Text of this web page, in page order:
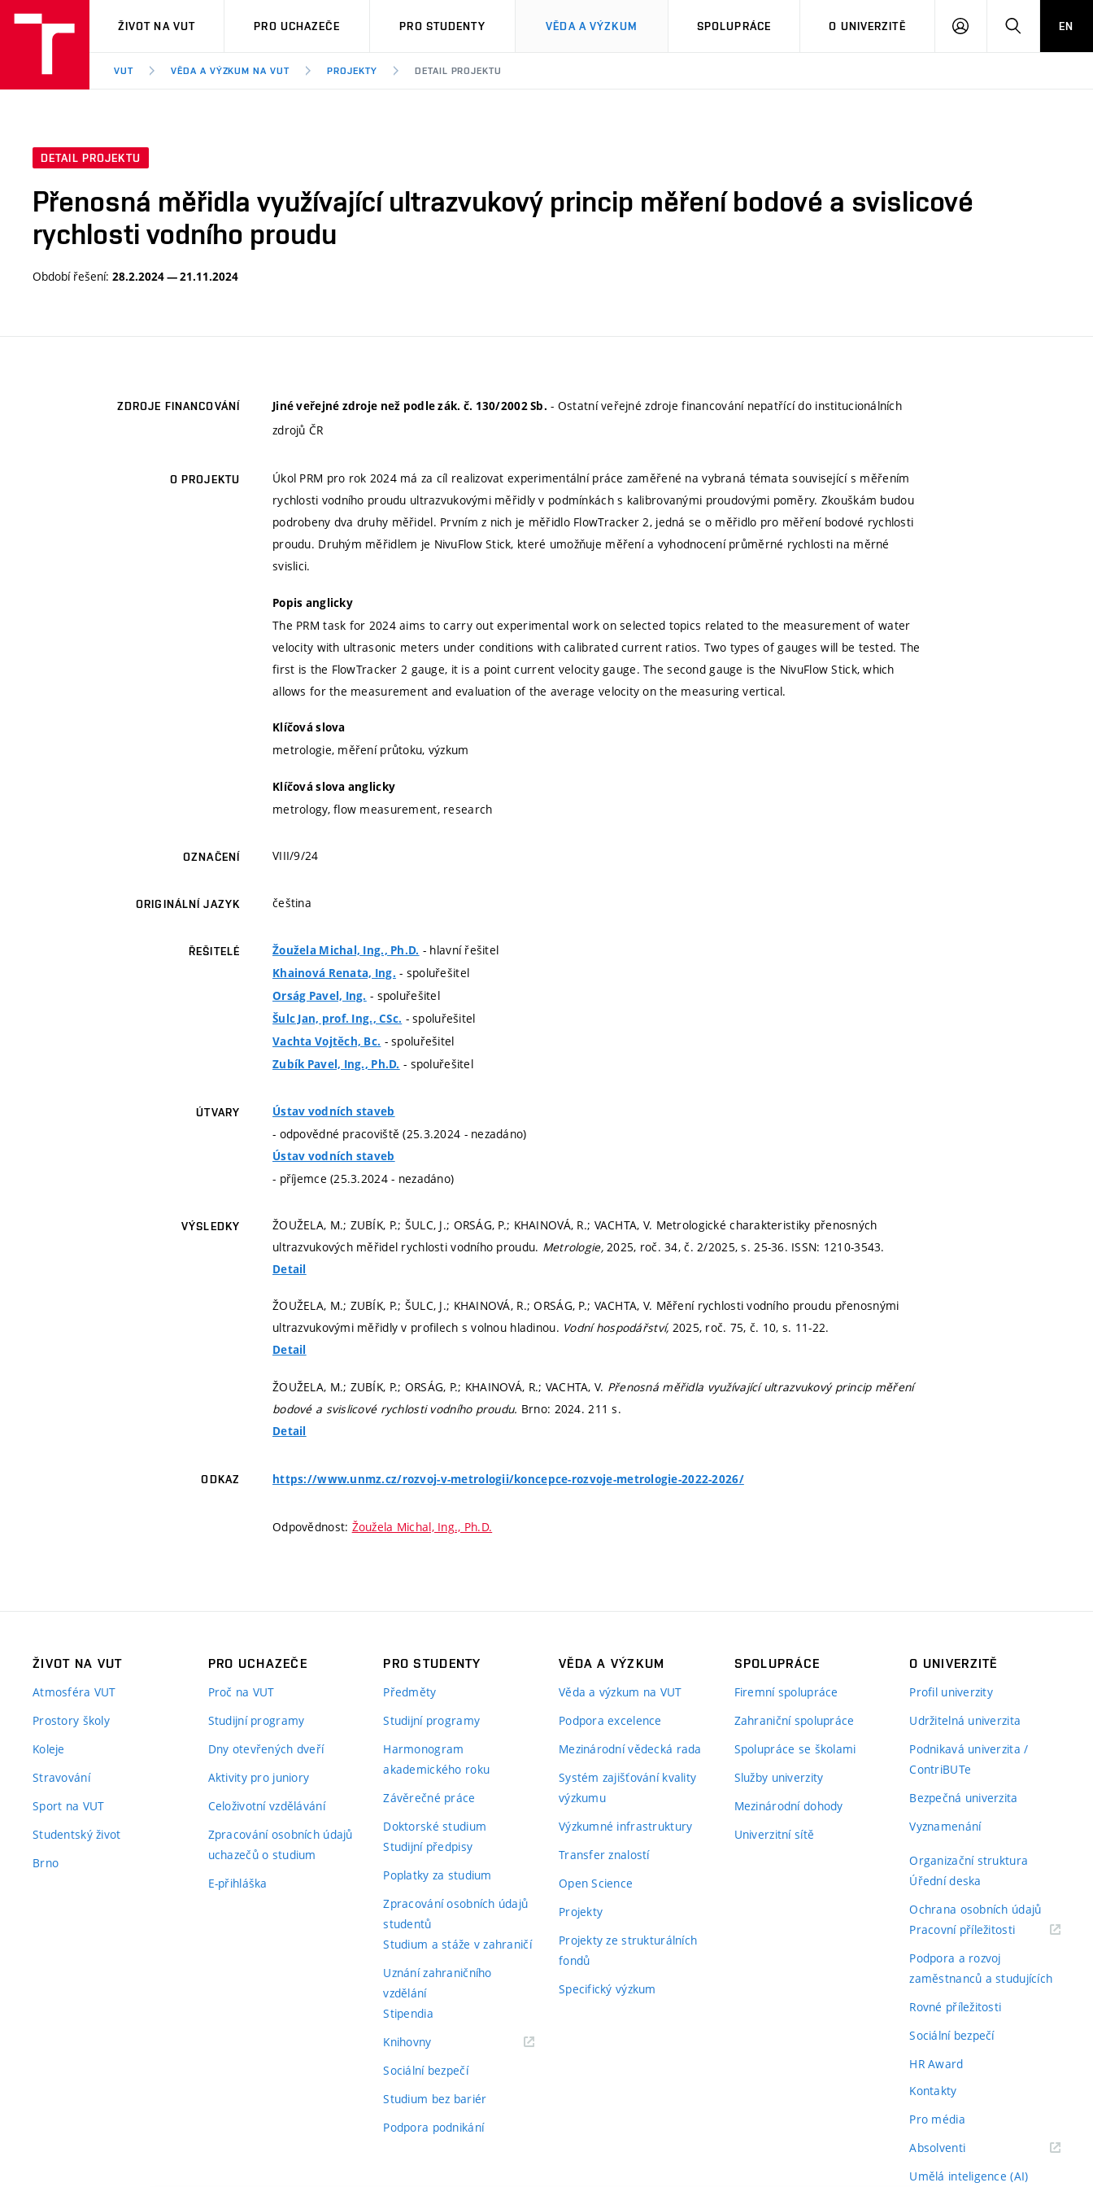
VUT
ŽIVOT NA VUT PRO UCHAZEČE PRO STUDENTY VĚDA A VÝZKUM SPOLUPRÁCE O UNIVERZITĚ
PŘIHLÁSIT HLEDATEN
VUT VĚDA A VÝZKUM NA VUT PROJEKTY DETAIL PROJEKTU
DETAIL PROJEKTU
Přenosná měřidla využívající ultrazvukový princip měření bodové a svislicové
rychlosti vodního proudu
Období řešení: 28.2.2024 — 21.11.2024
ZDROJE FINANCOVÁNÍ Jiné veřejné zdroje než podle zák. č. 130/2002 Sb. - Ostatní veřejné zdroje financování nepatřící do institucionálních
zdrojů ČR
O PROJEKTU
Úkol PRM pro rok 2024 má za cíl realizovat experimentální práce zaměřené na vybraná témata související s měřením
rychlosti vodního proudu ultrazvukovými měřidly v podmínkách s kalibrovanými proudovými poměry. Zkouškám budou
podrobeny dva druhy měřidel. Prvním z nich je měřidlo FlowTracker 2, jedná se o měřidlo pro měření bodové rychlosti
proudu. Druhým měřidlem je NivuFlow Stick, které umožňuje měření a vyhodnocení průměrné rychlosti na měrné
svislici.
Popis anglicky
The PRM task for 2024 aims to carry out experimental work on selected topics related to the measurement of water
velocity with ultrasonic meters under conditions with calibrated current ratios. Two types of gauges will be tested. The
first is the FlowTracker 2 gauge, it is a point current velocity gauge. The second gauge is the NivuFlow Stick, which
allows for the measurement and evaluation of the average velocity on the measuring vertical.
Klíčová slova
metrologie, měření průtoku, výzkum
Klíčová slova anglicky
metrology, flow measurement, research
OZNAČENÍ VIII/9/24
ORIGINÁLNÍ JAZYK čeština
ŘEŠITELÉ Žoužela Michal, Ing., Ph.D. - hlavní řešitel
Khainová Renata, Ing. - spoluřešitel
Orság Pavel, Ing. - spoluřešitel
Šulc Jan, prof. Ing., CSc. - spoluřešitel
Vachta Vojtěch, Bc. - spoluřešitel
Zubík Pavel, Ing., Ph.D. - spoluřešitel
ÚTVARY Ústav vodních staveb
- odpovědné pracoviště (25.3.2024 - nezadáno)
Ústav vodních staveb
- příjemce (25.3.2024 - nezadáno)
VÝSLEDKY
ŽOUŽELA, M.; ZUBÍK, P.; ŠULC, J.; ORSÁG, P.; KHAINOVÁ, R.; VACHTA, V. Metrologické charakteristiky přenosných
ultrazvukových měřidel rychlosti vodního proudu. Metrologie, 2025, roč. 34, č. 2/2025,s. 25-36. ISSN: 1210-3543.
Detail
ŽOUŽELA, M.; ZUBÍK, P.; ŠULC, J.; KHAINOVÁ, R.; ORSÁG, P.; VACHTA, V. Měření rychlosti vodního proudu přenosnými
ultrazvukovými měřidly v profilech s volnou hladinou. Vodní hospodářství, 2025, roč. 75, č. 10, s. 11-22.
Detail
ŽOUŽELA, M.; ZUBÍK, P.; ORSÁG, P.; KHAINOVÁ, R.; VACHTA, V. Přenosná měřidla využívající ultrazvukový princip měření
bodové a svislicové rychlosti vodního proudu. Brno: 2024. 211 s.
Detail
ODKAZ https://www.unmz.cz/rozvoj-v-metrologii/koncepce-rozvoje-metrologie-2022-2026/
Odpovědnost: Žoužela Michal, Ing., Ph.D.
ŽIVOT NA VUT
Atmosféra VUT
Prostory školy
Koleje
Stravování
Sport na VUT
Studentský život
Brno
PRO UCHAZEČE
Proč na VUT
Studijní programy
Dny otevřených dveří
Aktivity pro juniory
Celoživotní vzdělávání
Zpracování osobních údajů
uchazečů o studium
E-přihláška
PRO STUDENTY
Předměty
Studijní programy
Harmonogram
akademického roku
Závěrečné práce
Doktorské studium
Studijní předpisy
Poplatky za studium
Zpracování osobních údajů
studentů
Studium a stáže v zahraničí
Uznání zahraničního
vzdělání
Stipendia
Knihovny(externí
Sociální bezpečí
Studium bez bariér
Podpora podnikání
VĚDA A VÝZKUM
Věda a výzkum na VUT
Podpora excelence
Mezinárodní vědecká rada
Systém zajišťování kvality
výzkumu
Výzkumné infrastruktury
Transfer znalostí
Open Science
Projekty
Projekty ze strukturálních
fondů
Specifický výzkum
SPOLUPRÁCE
Firemní spolupráce
Zahraniční spolupráce
Spolupráce se školami
Služby univerzity
Mezinárodní dohody
Univerzitní sítě
O UNIVERZITĚ
Profil univerzity
Udržitelná univerzita
Podnikavá univerzita /
ContriBUTe
Bezpečná univerzita
Vyznamenání
Organizační struktura
Úřední deska
Ochrana osobních údajů
Pracovní příležitosti(externí
Podpora a rozvoj
zaměstnanců a studujících
Rovné příležitosti
Sociální bezpečí
HR Award
Kontakty
Pro média
Absolventi(externí
Umělá inteligence (AI)